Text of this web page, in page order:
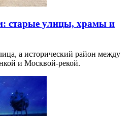
старые улицы, храмы и
а исторический район между
и Москвой-рекой.